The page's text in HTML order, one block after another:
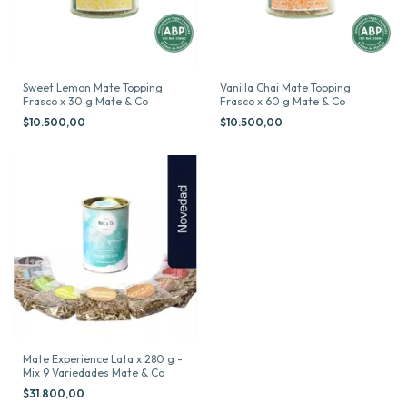
Sweet Lemon Mate Topping
Frasco x 30 g Mate & Co
$10.500,00
Vanilla Chai Mate Topping
Frasco x 60 g Mate & Co
$10.500,00
Mate Experience Lata x 280 g -
Mix 9 Variedades Mate & Co
$31.800,00